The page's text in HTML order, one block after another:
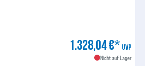
1.328,04 €* UVP
Nicht auf Lager